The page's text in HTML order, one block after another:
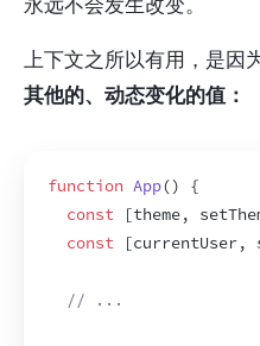
上下文之所以有用，是因
其他的、动态变化的值：
function App()
{
const
[theme,
const
[currentUser,
// ...